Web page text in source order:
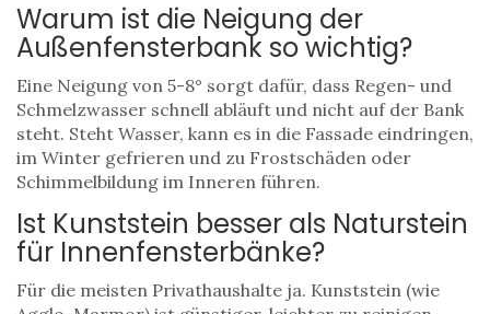
Warum ist die Neigung der
Außenfensterbank so wichtig?
Eine Neigung von 5-8° sorgt dafür, dass Regen- und
Schmelzwasser schnell abläuft und nicht auf der Bank
steht. Steht Wasser, kann es in die Fassade eindringen,
im Winter gefrieren und zu Frostschäden oder
Schimmelbildung im Inneren führen.
Ist Kunststein besser als Naturstein
für Innenfensterbänke?
Für die meisten Privathaushalte ja. Kunststein (wie